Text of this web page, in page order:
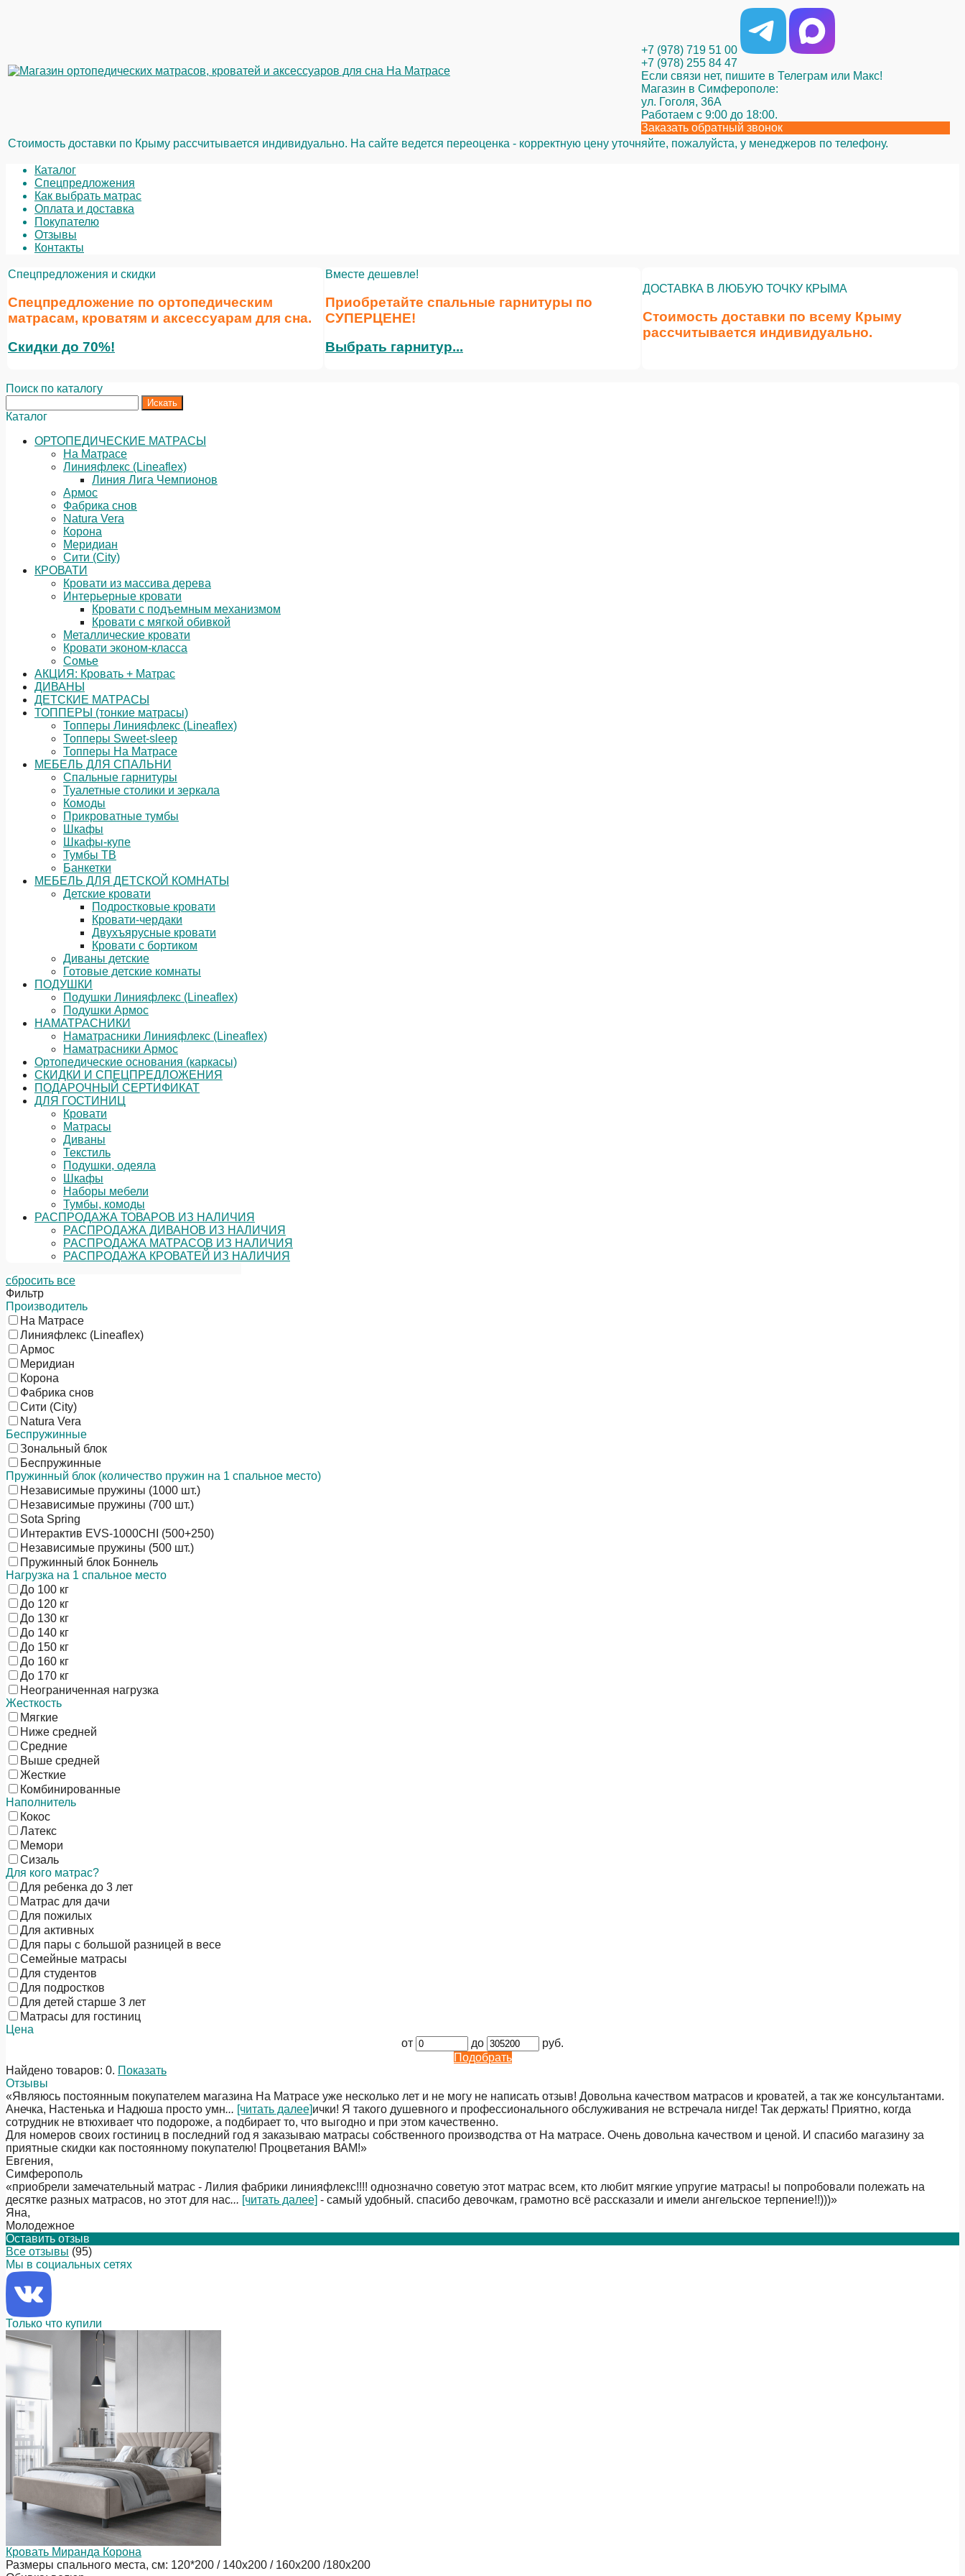
+7 (978) 719 51 00
+7 (978) 255 84 47
Если связи нет, пишите в Телеграм или Макс!
Магазин в Симферополе:
ул. Гоголя, 36А
Работаем с 9:00 до 18:00.
Заказать обратный звонок
Стоимость доставки по Крыму рассчитывается индивидуально. На сайте ведется переоценка - корректную цену уточняйте, пожалуйста, у менеджеров по телефону.
Каталог
Спецпредложения
Как выбрать матрас
Оплата и доставка
Покупателю
Отзывы
Контакты
Спецпредложения и скидки
Спецпредложение по ортопедическим
матрасам, кроватям и аксессуарам для сна.
Скидки до 70%!
Вместе дешевле!
Приобретайте спальные гарнитуры по
СУПЕРЦЕНЕ!
Выбрать гарнитур...
ДОСТАВКА В ЛЮБУЮ ТОЧКУ КРЫМА
Стоимость доставки по всему Крыму
рассчитывается индивидуально.
Поиск по каталогу
Каталог
ОРТОПЕДИЧЕСКИЕ МАТРАСЫ
На Матрасе
Линияфлекс (Lineaflex)
Линия Лига Чемпионов
Армос
Фабрика снов
Natura Vera
Корона
Меридиан
Сити (City)
КРОВАТИ
Кровати из массива дерева
Интерьерные кровати
Кровати с подъемным механизмом
Кровати с мягкой обивкой
Металлические кровати
Кровати эконом-класса
Сомье
АКЦИЯ: Кровать + Матрас
ДИВАНЫ
ДЕТСКИЕ МАТРАСЫ
ТОППЕРЫ (тонкие матрасы)
Топперы Линияфлекс (Lineaflex)
Топперы Sweet-sleep
Топперы На Матрасе
МЕБЕЛЬ ДЛЯ СПАЛЬНИ
Спальные гарнитуры
Туалетные столики и зеркала
Комоды
Прикроватные тумбы
Шкафы
Шкафы-купе
Тумбы ТВ
Банкетки
МЕБЕЛЬ ДЛЯ ДЕТСКОЙ КОМНАТЫ
Детские кровати
Подростковые кровати
Кровати-чердаки
Двухъярусные кровати
Кровати с бортиком
Диваны детские
Готовые детские комнаты
ПОДУШКИ
Подушки Линияфлекс (Lineaflex)
Подушки Армос
НАМАТРАСНИКИ
Наматрасники Линияфлекс (Lineaflex)
Наматрасники Армос
Ортопедические основания (каркасы)
СКИДКИ И СПЕЦПРЕДЛОЖЕНИЯ
ПОДАРОЧНЫЙ СЕРТИФИКАТ
ДЛЯ ГОСТИНИЦ
Кровати
Матрасы
Диваны
Текстиль
Подушки, одеяла
Шкафы
Наборы мебели
Тумбы, комоды
РАСПРОДАЖА ТОВАРОВ ИЗ НАЛИЧИЯ
РАСПРОДАЖА ДИВАНОВ ИЗ НАЛИЧИЯ
РАСПРОДАЖА МАТРАСОВ ИЗ НАЛИЧИЯ
РАСПРОДАЖА КРОВАТЕЙ ИЗ НАЛИЧИЯ
сбросить все
Фильтр
Производитель
На Матрасе
Линияфлекс (Lineaflex)
Армос
Меридиан
Корона
Фабрика снов
Сити (City)
Natura Vera
Беспружинные
Зональный блок
Беспружинные
Пружинный блок (количество пружин на 1 спальное место)
Независимые пружины (1000 шт.)
Независимые пружины (700 шт.)
Sota Spring
Интерактив EVS-1000CHI (500+250)
Независимые пружины (500 шт.)
Пружинный блок Боннель
Нагрузка на 1 спальное место
До 100 кг
До 120 кг
До 130 кг
До 140 кг
До 150 кг
До 160 кг
До 170 кг
Неограниченная нагрузка
Жесткость
Мягкие
Ниже средней
Средние
Выше средней
Жесткие
Комбинированные
Наполнитель
Кокос
Латекс
Мемори
Сизаль
Для кого матрас?
Для ребенка до 3 лет
Матрас для дачи
Для пожилых
Для активных
Для пары с большой разницей в весе
Семейные матрасы
Для студентов
Для подростков
Для детей старше 3 лет
Матрасы для гостиниц
Цена
от
до
руб.
Подобрать
Найдено товаров: 0. Показать
Отзывы
«Являюсь постоянным покупателем магазина На Матрасе уже несколько лет и не могу не написать отзыв! Довольна качеством матрасов и кроватей, а так же консультантами.
Анечка, Настенька и Надюша просто умн... [читать далее]ички! Я такого душевного и профессионального обслуживания не встречала нигде! Так держать! Приятно, когда
сотрудник не втюхивает что подороже, а подбирает то, что выгодно и при этом качественно.
Для номеров своих гостиниц в последний год я заказываю матрасы собственного производства от На матрасе. Очень довольна качеством и ценой. И спасибо магазину за
приятные скидки как постоянному покупателю! Процветания ВАМ!»
Евгения,
Симферополь
«приобрели замечательный матрас - Лилия фабрики линияфлекс!!!! однозначно советую этот матрас всем, кто любит мягкие упругие матрасы! ы попробовали полежать на
десятке разных матрасов, но этот для нас... [читать далее] - самый удобный. спасибо девочкам, грамотно всё рассказали и имели ангельское терпение!!)))»
Яна,
Молодежное
Оставить отзыв
Все отзывы (95)
Мы в социальных сетях
Только что купили
Кровать Миранда Корона
Размеры спального места, см: 120*200 / 140х200 / 160х200 /180х200